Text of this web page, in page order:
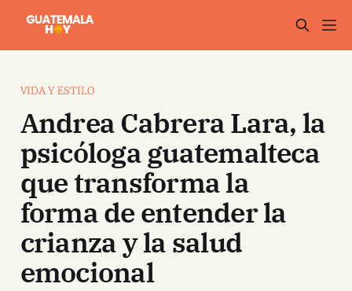
VIDA Y ESTILO
Andrea Cabrera Lara, la
psicóloga guatemalteca
que transforma la
forma de entender la
crianza y la salud
emocional